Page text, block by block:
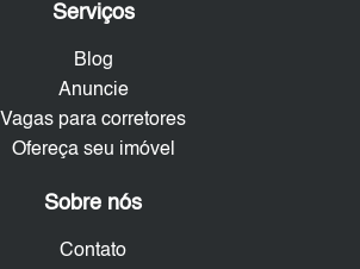
Serviços
Blog
Anuncie
Vagas para corretores
Ofereça seu imóvel
Sobre nós
Contato